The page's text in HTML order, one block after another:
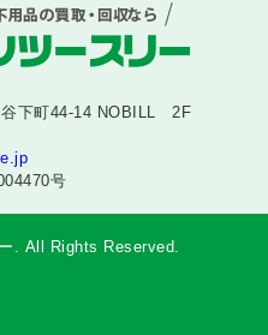
谷下町44-14 NOBILL 2F
号
. All Rights Reserved.